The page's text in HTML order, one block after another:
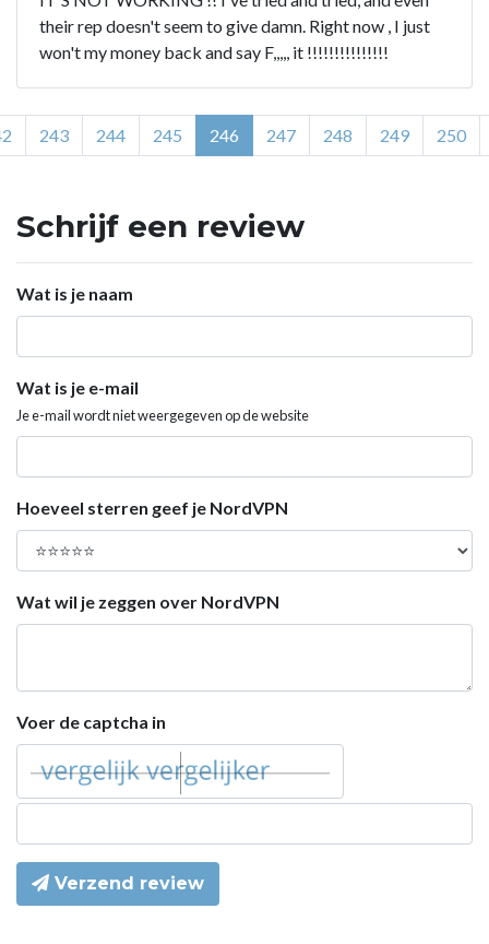
their rep doesn't seem to give damn. Right now , I just
won't my money back and say F,,,,, it !!!!!!!!!!!!!!!
243 244 245 246 247 248 249 250
Schrijf een review
Wat is je naam
Wat is je e-mail
Je e-mail wordt niet weergegeven op de website
Hoeveel sterren geef je NordVPN
Wat wil je zeggen over NordVPN
Voer de captcha in
Verzend review